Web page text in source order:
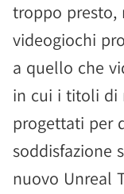
troppo presto,
videogiochi
a quello che
in cui i titoli di
progettati per
soddisfazione
nuovo Unreal